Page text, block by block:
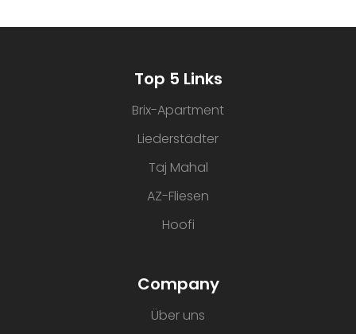
Top 5 Links
Brix-Apartment
Liederstädter
Taj Mahal
AZ-Fliesen
Hoofi
Company
Über uns